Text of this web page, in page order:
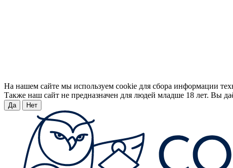
На нашем сайте мы используем cookie для сбора информации
Также наш сайт не предназначен для людей младше 18 лет. Вы
Да Нет